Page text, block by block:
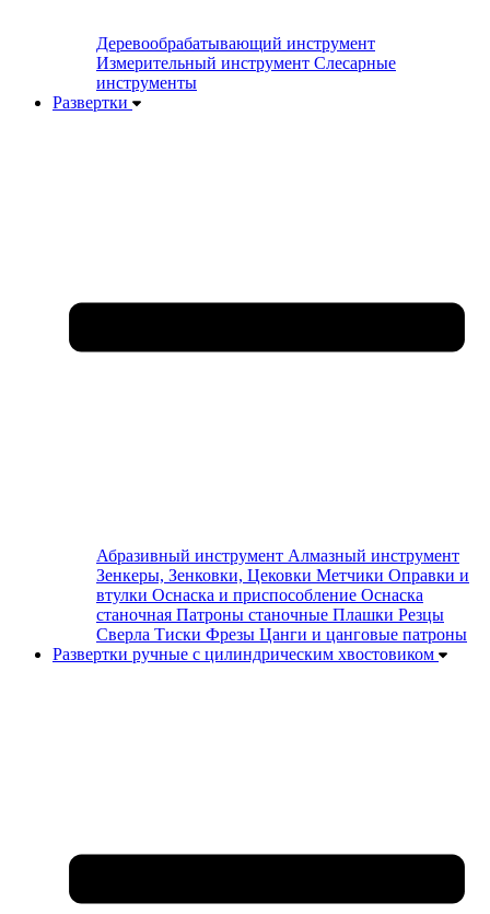
Деревообрабатывающий инструмент
Измерительный инструмент Слесарные
инструменты
Развертки
Абразивный инструмент Алмазный инструмент
Зенкеры, Зенковки, Цековки Метчики Оправки и
втулки Оснаска и приспособление Оснаска
станочная Патроны станочные Плашки Резцы
Сверла Тиски Фрезы Цанги и цанговые патроны
Развертки ручные с цилиндрическим хвостовиком